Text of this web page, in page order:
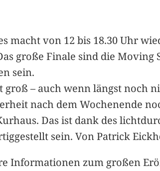
macht von 12 bis 18.30 Uhr
große Finale sind die Moving
sein.
– auch wenn längst noch
nach dem Wochenende
Das ist dank des
sein. Von Patrick
Informationen zum großen